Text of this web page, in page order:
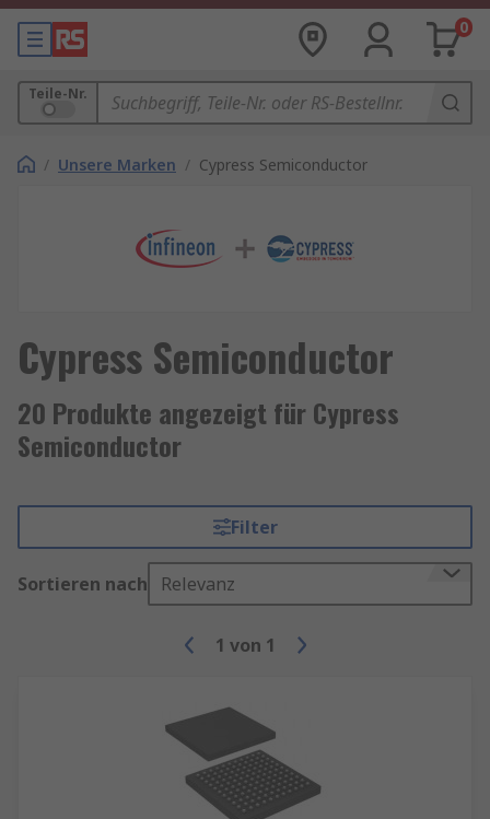
0
Teile-Nr.
/ Unsere Marken / Cypress Semiconductor
Cypress Semiconductor
20 Produkte angezeigt für Cypress
Semiconductor
Filter
Sortieren nach Relevanz
1 von 1